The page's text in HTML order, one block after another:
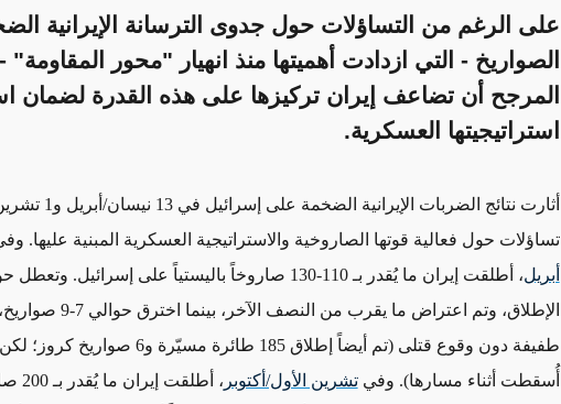
على الرغم من التساؤلات حول جدوى الترسانة الإيرانية
الصواريخ - التي ازدادت أهميتها منذ انهيار "محور
المرجح أن تضاعف إيران تركيزها على هذه القدرة لضمان
استراتيجيتها العسكرية.
أثارت نتائج الضربات
تساؤلات حول فعالية قوتها الصاروخية والاستراتيجية العسكرية المبنية عليها.
أبريل
، أطلقت إيران ما يُقدر بـ 110-130 صاروخاً باليستياً على
الإطلاق، وتم اعتراض ما يقرب
طفيفة دون وقوع قتلى (تم أيضاً إطلاق 185 طائرة مسيّرة و6
أُسقطت أثناء مسارها). وفيتشرين الأول/أكتوبر
،